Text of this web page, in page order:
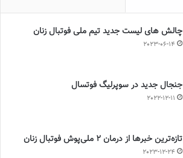
چالش هاى ليست جدید تيم ملى فوتبال زنان
2023-06-14
جنجال جدید در سوپرلیگ فوتسال
2022-12-11
تازه‌ترین خبرها از درمان ۲ ملی‌پوش فوتبال زنان
2023-12-24